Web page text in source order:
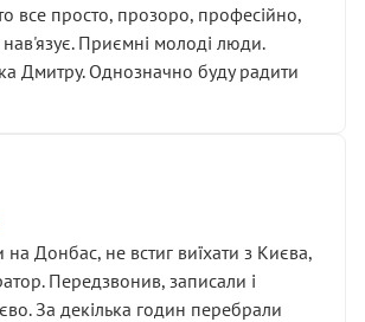
все просто, прозоро, професійно,
нав'язує. Приємні молоді люди.
Дмитру. Однозначно буду радити
на Донбас, не встиг виїхати з Києва,
Передзвонив, записали і
За декілька годин перебрали